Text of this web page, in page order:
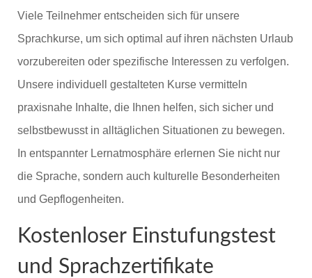
Viele Teilnehmer entscheiden sich für unsere
Sprachkurse, um sich optimal auf ihren nächsten Urlaub
vorzubereiten oder spezifische Interessen zu verfolgen.
Unsere individuell gestalteten Kurse vermitteln
praxisnahe Inhalte, die Ihnen helfen, sich sicher und
selbstbewusst in alltäglichen Situationen zu bewegen.
In entspannter Lernatmosphäre erlernen Sie nicht nur
die Sprache, sondern auch kulturelle Besonderheiten
und Gepflogenheiten.
Kostenloser Einstufungstest
und Sprachzertifikate